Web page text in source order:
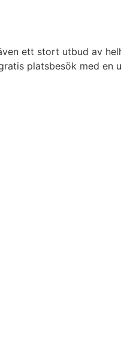
ett stort utbud av
platsbesök med en